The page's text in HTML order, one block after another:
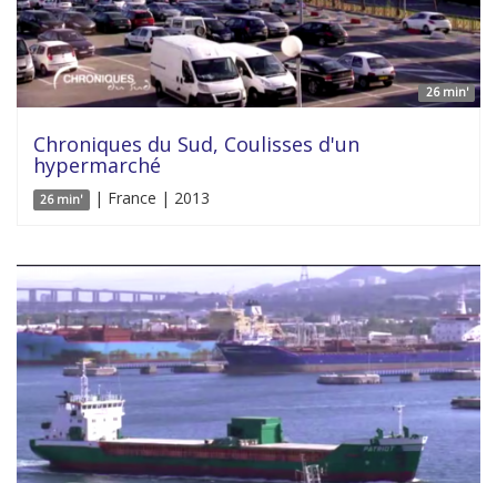
26 min'
Chroniques du Sud, Coulisses d'un
hypermarché
26 min' | France | 2013